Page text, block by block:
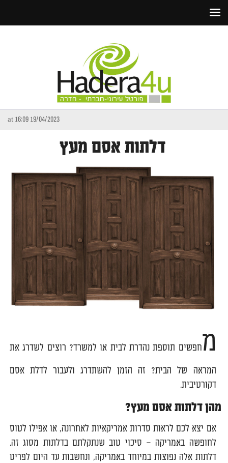
19/04/2023 at 16:09
דלתות אסם מעץ
מחפשים תוספת נהדרת לבית או למשרד? רוצים לשדרג את
המראה של הבית? זה הזמן להשתדרג ולעבור לדלת אסם
דקורטיבית.
מהן דלתות אסם מעץ?
אם יצא לכם לראות סדרות אמריקאיות לאחרונה, או אפילו לטוס
לחופשה באמריקה – סיכוי טוב שנתקלתם בדלתות מסוג זה.
דלתות אלה נפוצות במיוחד באמריקה, ונחשבות עד היום לפריט